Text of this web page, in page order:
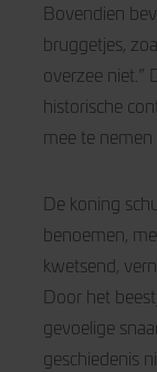
Bovendien
bruggetjes,
overzee niet.”
historische
mee te nemen
De koning
benoemen,
kwetsend,
Door het
gevoelige
geschiedenis